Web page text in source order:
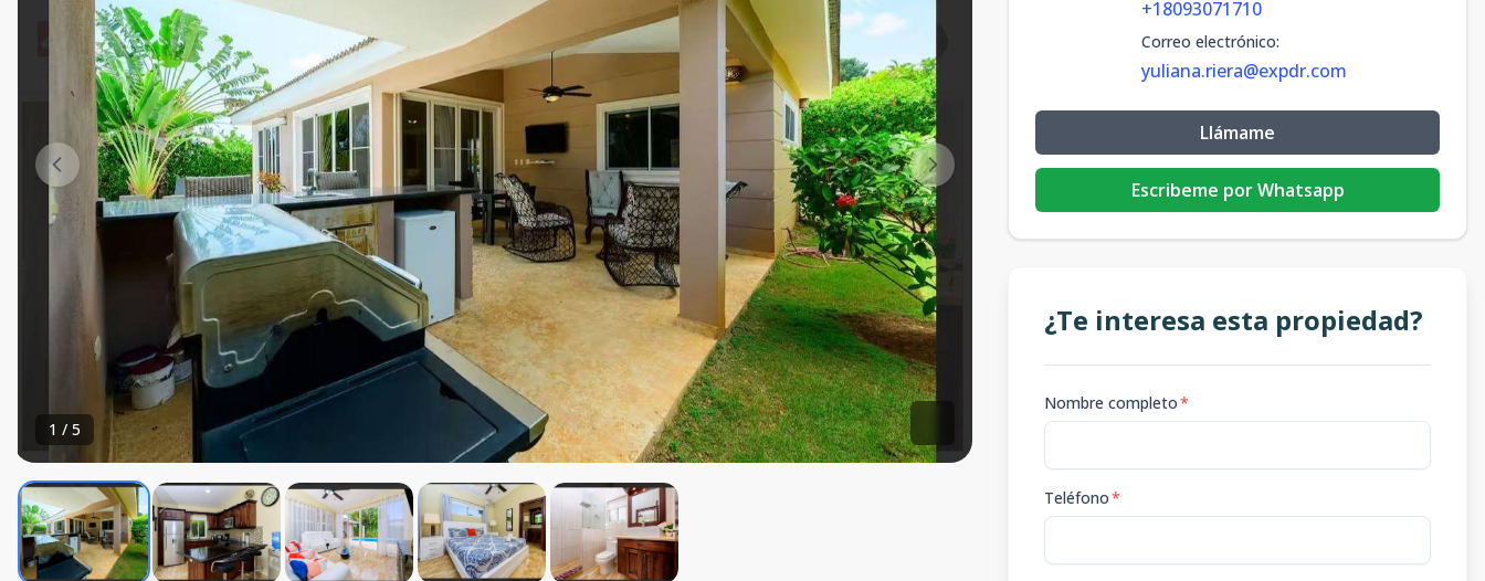
1 / 5
+18093071710
Correo electrónico:
yuliana.riera@expdr.com
Llámame
Escribeme por Whatsapp
¿Te interesa esta propiedad?
Nombre completo*
Teléfono*